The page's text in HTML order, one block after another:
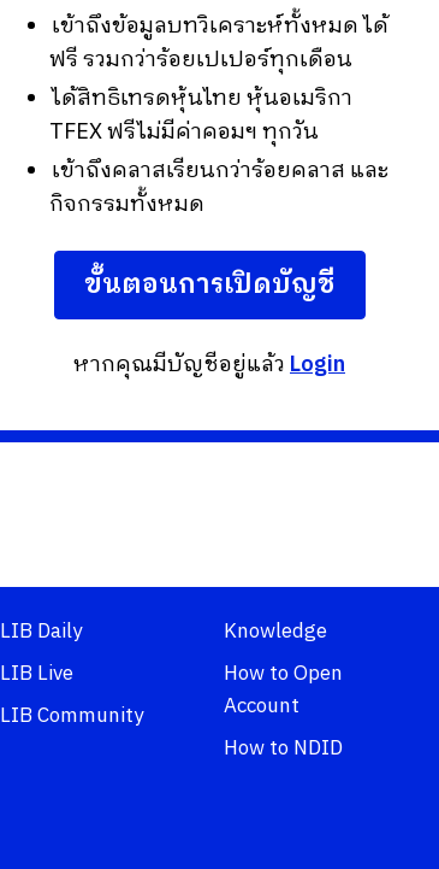
เข้าถึงข้อมูลบทวิเคราะห์ทั้งหมด ได้
ฟรี รวมกว่าร้อยเปเปอร์ทุกเดือน
ได้สิทธิเทรดหุ้นไทย หุ้นอเมริกา
TFEX ฟรีไม่มีค่าคอมฯ ทุกวัน
เข้าถึงคลาสเรียนกว่าร้อยคลาส และ
กิจกรรมทั้งหมด
ขั้นตอนการเปิดบัญชี
หากคุณมีบัญชีอยู่แล้วLogin
LIB Daily
LIB Live
LIB Community
Knowledge
How to Open
Account
How to NDID